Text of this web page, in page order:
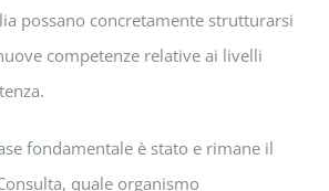
possano concretamente strutturarsi
competenze relative ai livelli
fondamentale è stato e rimane il
quale organismo